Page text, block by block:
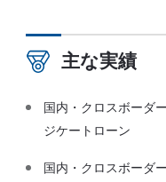
主な実績
国内・クロスボーダ
ジケートローン
国内・クロスボーダ